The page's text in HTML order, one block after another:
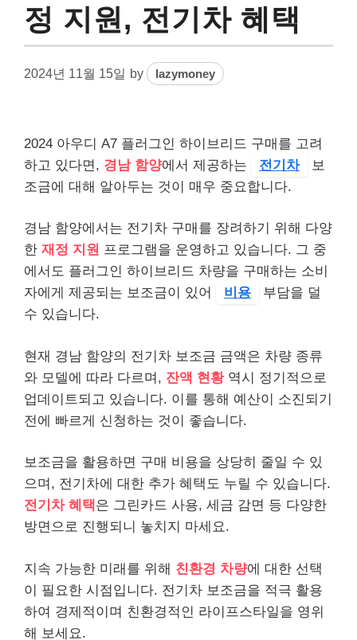
정 지원, 전기차 혜택
2024년 11월 15일 by lazymoney
2024 아우디 A7 플러그인 하이브리드 구매를 고려
하고 있다면, 경남 함양에서 제공하는 전기차
보
조금에 대해 알아두는 것이 매우 중요합니다.
경남 함양에서는 전기차 구매를 장려하기 위해 다양
한 재정 지원 프로그램을 운영하고 있습니다. 그 중
에서도 플러그인 하이브리드 차량을 구매하는 소비
자에게 제공되는 보조금이 있어
비용
부담을 덜
수 있습니다.
현재 경남 함양의 전기차 보조금 금액은 차량 종류
와 모델에 따라 다르며, 잔액 현황역시 정기적으로
업데이트되고 있습니다. 이를 통해 예산이 소진되기
전에 빠르게 신청하는 것이 좋습니다.
보조금을 활용하면 구매 비용을 상당히 줄일 수 있
으며, 전기차에 대한 추가 혜택도 누릴 수 있습니다.
전기차 혜택은 그린카드 사용, 세금 감면 등 다양한
방면으로 진행되니 놓치지 마세요.
지속 가능한 미래를 위해 친환경 차량에 대한 선택
이 필요한 시점입니다. 전기차 보조금을 적극 활용
하여 경제적이며 친환경적인 라이프스타일을 영위
해 보세요.